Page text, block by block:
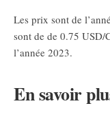
Les prix sont de
sont de de 0.75
l’année 2023.
En savoir